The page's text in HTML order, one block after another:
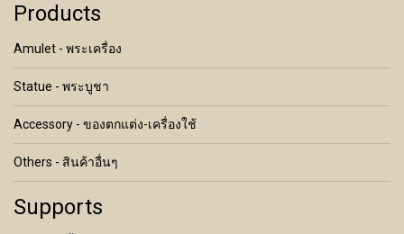
Products
Amulet - พระเครื่อง
Statue - พระบูชา
Accessory - ของตกแต่ง-เครื่องใช้
Others - สินค้าอื่นๆ
Supports